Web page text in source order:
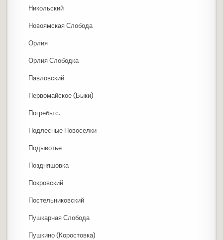
Никольский
Новоямская Слобода
Орлия
Орлия Слободка
Павловский
Первомайское (Быки)
Погребы с.
Подлесные Новоселки
Подывотье
Поздняшовка
Покровский
Постельниковский
Пушкарная Слобода
Пушкино (Коростовка)